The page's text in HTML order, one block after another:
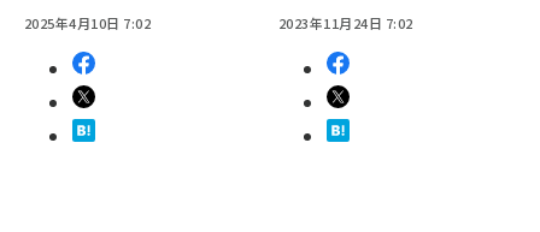
2025年4月10日 7:02 2023年11月24日 7:02